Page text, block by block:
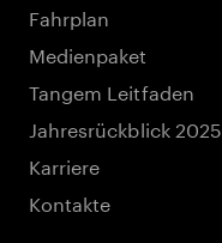
Fahrplan
Medienpaket
Tangem Leitfaden
Jahresrückblick 2025
Karriere
Kontakte